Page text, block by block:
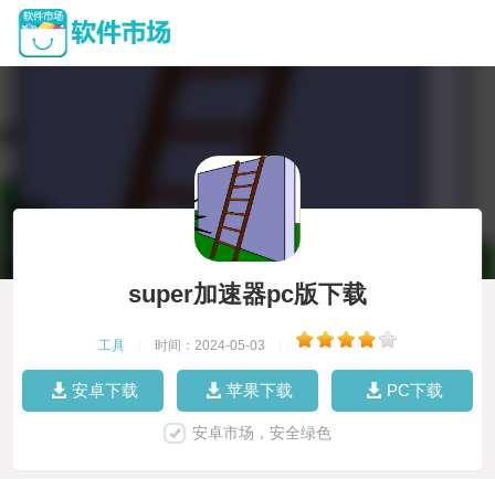
super加速器pc版下载
工具 时间：2024-05-03
安卓下载 苹果下载 PC下载
安卓市场，安全绿色